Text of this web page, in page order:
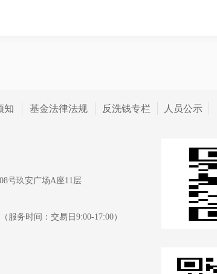
知 基金法律法规 反洗钱专栏 人员公示
号玖安广场A座11层
服务时间：交易日9:00-17:00）